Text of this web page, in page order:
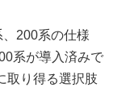
200系の仕様
系が導入済みで
取り得る選択肢